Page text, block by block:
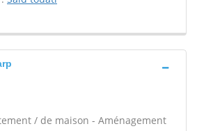
/ de maison - Aménagement